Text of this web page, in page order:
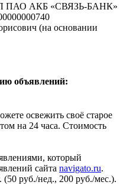
АКБ «СВЯЗЬ-БАНК»
(на основании
объявлений:
освежить своё старое
на 24 часа. Стоимость
который
сайта navigato.ru.
(50 руб./нед., 200 руб./мес.).